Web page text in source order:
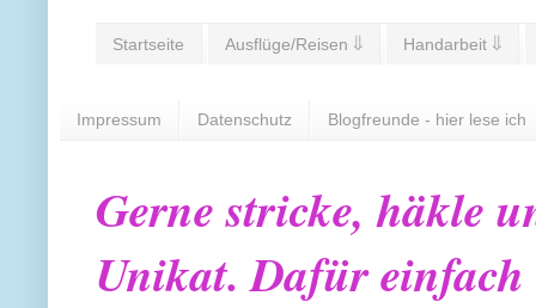
Startseite Ausflüge/Reisen ⇓ Handarbeit ⇓
Impressum Datenschutz Blogfreunde - hier lese ich
Gerne stricke, häkle
Unikat. Dafür